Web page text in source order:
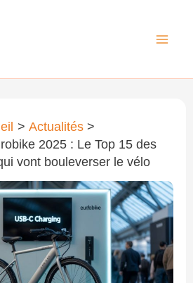
Actualités
2025 : Le Top 15 des
vont bouleverser le vélo